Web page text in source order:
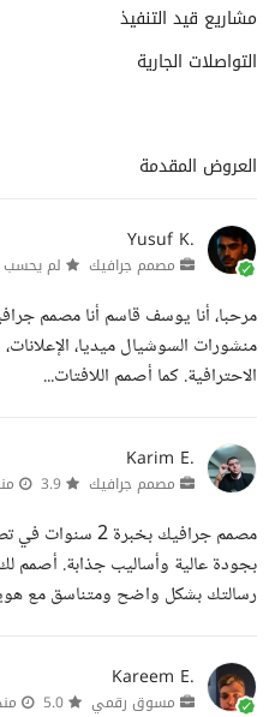
مشاريع قيد التنفيذ
التواصلات الجارية
العروض المقدمة
Yusuf K.
مصمم جرافيك لم يحسب
مرحبا، أنا يوسف قاسم أنا مصمم
منشورات السوشيال ميديا،
الاحترافية. كما أصمم اللافتات...
Karim E.
مصمم جرافيك
مصمم جرافيك
بجودة عالية وأساليب جذابة. أصمم
رسالتك بشكل واضح ومتناسق مع
Kareem E.
مسوق رقمي